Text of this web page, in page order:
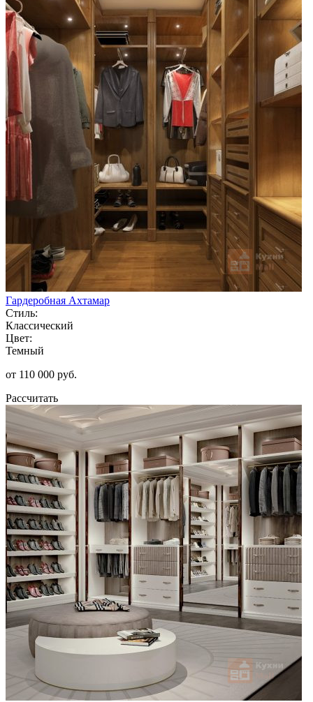
Гардеробная Ахтамар
Стиль:
Классический
Цвет:
Темный
от 110 000 руб.
Рассчитать